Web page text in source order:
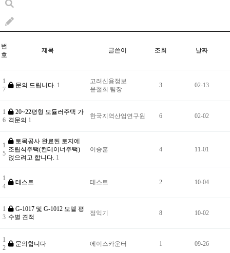
번
호
제목 글쓴이 조회 날짜
1
7
문의 드립니다. 1
고려신용정보
윤철희 팀장
3 02-13
1
6
20~22평형 모듈러주택 가
격문의 1
한국지역산업연구원 6 02-02
1
5
토목공사 완료된 토지에
조립식주택(컨테이너주택)
얹으려고 합니다. 1
이승훈 4 11-01
1
4
테스트 테스트 2 10-04
1
3
G-1017 및 G-1012 모델 평
수별 견적
정익기 8 10-02
1
2
문의합니다 에이스카운터 1 09-26